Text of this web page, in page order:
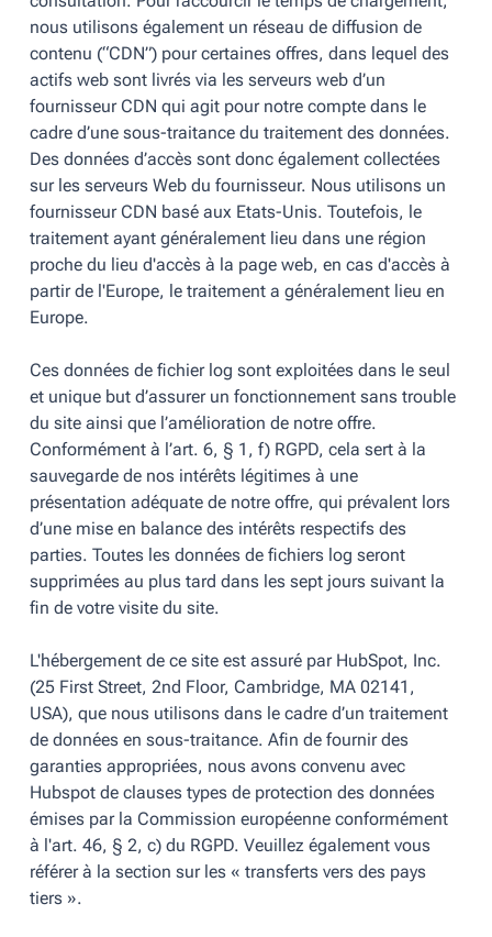
nous utilisons également un réseau de diffusion de
contenu (“CDN”) pour certaines offres, dans lequel des
actifs web sont livrés via les serveurs web d’un
fournisseur CDN qui agit pour notre compte dans le
cadre d’une sous-traitance du traitement des données.
Des données d’accès sont donc également collectées
sur les serveurs Web du fournisseur. Nous utilisons un
fournisseur CDN basé aux Etats-Unis. Toutefois, le
traitement ayant généralement lieu dans une région
proche du lieu d'accès à la page web, en cas d'accès à
partir de l'Europe, le traitement a généralement lieu en
Europe.
Ces données de fichier log sont exploitées dans le seul
et unique but d’assurer un fonctionnement sans trouble
du site ainsi que l’amélioration de notre offre.
Conformément à l’art. 6, § 1, f) RGPD, cela sert à la
sauvegarde de nos intérêts légitimes à une
présentation adéquate de notre offre, qui prévalent lors
d’une mise en balance des intérêts respectifs des
parties. Toutes les données de fichiers log seront
supprimées au plus tard dans les sept jours suivant la
fin de votre visite du site.
L'hébergement de ce site est assuré par HubSpot, Inc.
(25 First Street, 2nd Floor, Cambridge, MA 02141,
USA), que nous utilisons dans le cadre d’un traitement
de données en sous-traitance. Afin de fournir des
garanties appropriées, nous avons convenu avec
Hubspot de clauses types de protection des données
émises par la Commission européenne conformément
à l'art. 46, § 2, c) du RGPD. Veuillez également vous
référer à la section sur les « transferts vers des pays
tiers ».